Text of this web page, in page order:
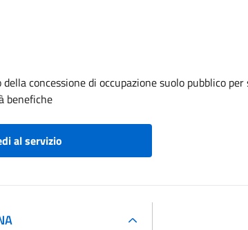
concessione di occupazione suolo pubblico
benefiche
al servizio